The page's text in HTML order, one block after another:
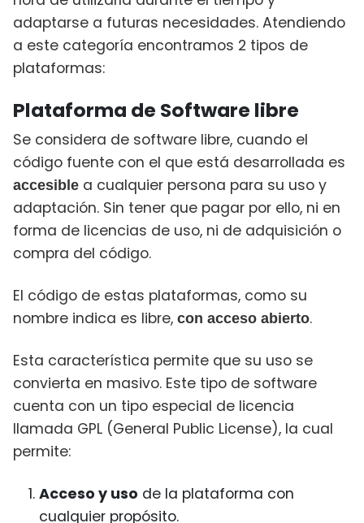
adaptarse a futuras necesidades. Atendiendo
a este categoría encontramos 2 tipos de
plataformas:
Plataforma de Software libre
Se considera de software libre, cuando el
código fuente con el que está desarrollada es
accesible a cualquier persona para su uso y
adaptación. Sin tener que pagar por ello, ni en
forma de licencias de uso, ni de adquisición o
compra del código.
El código de estas plataformas, como su
nombre indica es libre, con acceso abierto.
Esta característica permite que su uso se
convierta en masivo. Este tipo de software
cuenta con un tipo especial de licencia
llamada GPL (General Public License), la cual
permite:
Acceso y uso de la plataforma con
cualquier propósito.